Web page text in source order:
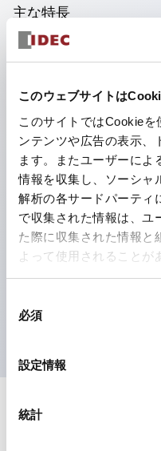
このウェブサイトは
このサイトではCookie
ンテンツや広告の表示、
ます。またユーザーによ
情報を収集し、ソーシャ
解析の各サードパーティ
で収集された情報は、ユ
た際に収集された情報と
よって使用されることが
必須
設定情報
統計
主な特長
照光ユニットの低電圧
フィンガープロテクシ
保護構造IP20に対応し
を搭載。
高電圧タイプのLED球
タイプの定格使用電圧
ました。
ひとつで6色の役をこ
UL、CSA、TÜV、CCC
ドキュメントとファ